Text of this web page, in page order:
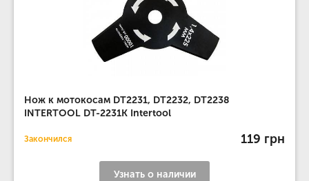
Нож к мотокосам DT2231, DT2232, DT2238
INTERTOOL DT-2231K Intertool
Закончился 119 грн
Узнать о наличии